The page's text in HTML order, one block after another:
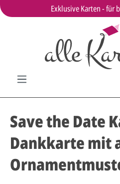
Exklusive Karten - für
Save the Date
Dankkarte mit